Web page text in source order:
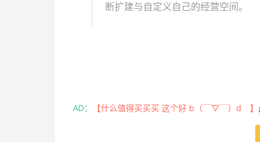
断扩建与自定义自己的经营空间。
AD： 【什么值得买买买 这个好 b（￣▽￣）d 】